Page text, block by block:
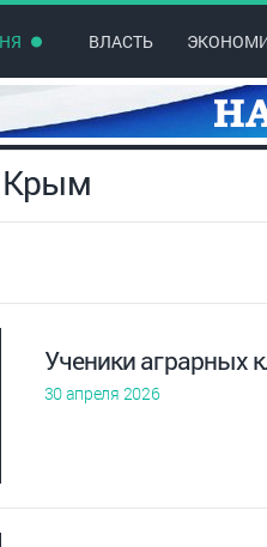
ВЛАСТЬ
Крым
Ученики аграрных
30 апреля 2026